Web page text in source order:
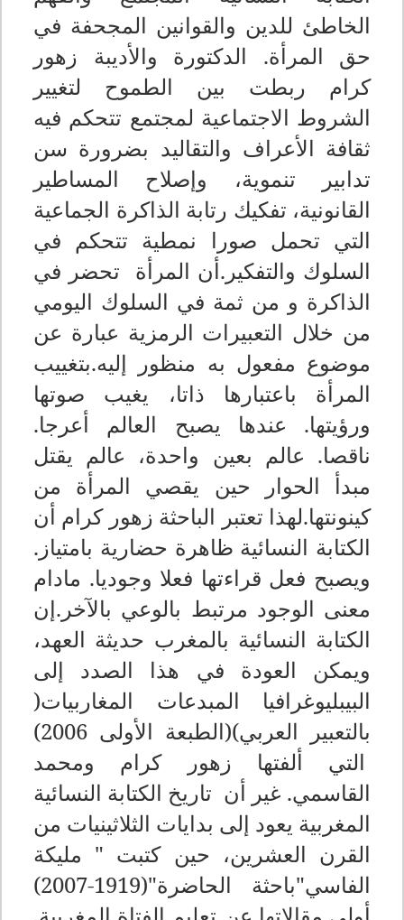
الخاطئ للدين والقوانين المجحفة في
حق المرأة. الدكتورة والأديبة زهور
كرام ربطت بين الطموح لتغيير
الشروط الاجتماعية لمجتمع تتحكم فيه
ثقافة الأعراف والتقاليد بضرورة سن
تدابير تنموية، وإصلاح المساطير
القانونية، تفكيك رتابة الذاكرة الجماعية
التي تحمل صورا نمطية تتحكم في
السلوك والتفكير.أن المرأة تحضر في
الذاكرة و من ثمة في السلوك اليومي
من خلال التعبيرات الرمزية عبارة عن
موضوع مفعول به منظور إليه.بتغييب
المرأة باعتبارها ذاتا، يغيب صوتها
ورؤيتها. عندها يصبح العالم أعرجا.
ناقصا. عالم بعين واحدة، عالم يقتل
مبدأ الحوار حين يقصي المرأة من
كينونتها.لهذا تعتبر الباحثة زهور كرام أن
الكتابة النسائية ظاهرة حضارية بامتياز.
ويصبح فعل قراءتها فعلا وجوديا. مادام
معنى الوجود مرتبط بالوعي بالآخر.إن
الكتابة النسائية بالمغرب حديثة العهد،
ويمكن العودة في هذا الصدد إلى
البيبليوغرافيا المبدعات المغاربيات(
بالتعبير العربي)(الطبعة الأولى 2006)
التي ألفتها زهور كرام ومحمد
القاسمي. غير أن تاريخ الكتابة النسائية
المغربية يعود إلى بدايات الثلاثينيات من
القرن العشرين، حين كتبت " مليكة
الفاسي"باحثة الحاضرة"(1919-2007)